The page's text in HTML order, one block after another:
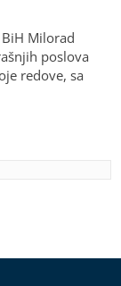
Milorad
poslova
redove, sa